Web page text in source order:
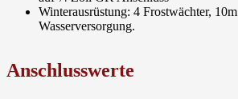
Winterausrüstung: 4 Frostwächter,
Wasserversorgung.
Anschlusswerte